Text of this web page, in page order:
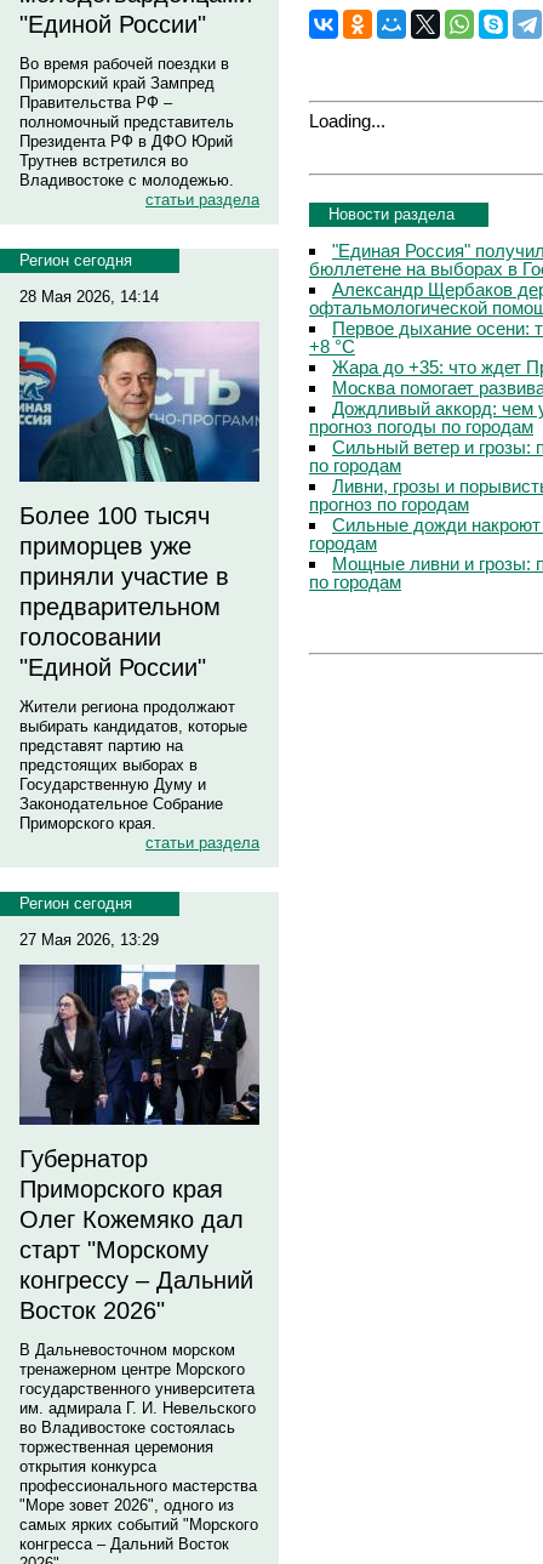
"Единой России"
Во время рабочей поездки в
Приморский край Зампред
Правительства РФ –
полномочный представитель
Президента РФ в ДФО Юрий
Трутнев встретился во
Владивостоке с молодежью.
статьи раздела
Регион сегодня
28 Мая 2026, 14:14
Более 100 тысяч
приморцев уже
приняли участие в
предварительном
голосовании
"Единой России"
Жители региона продолжают
выбирать кандидатов, которые
представят партию на
предстоящих выборах в
Государственную Думу и
Законодательное Собрание
Приморского края.
статьи раздела
Регион сегодня
27 Мая 2026, 13:29
Губернатор
Приморского края
Олег Кожемяко дал
старт "Морскому
конгрессу – Дальний
Восток 2026"
В Дальневосточном морском
тренажерном центре Морского
государственного университета
им. адмирала Г. И. Невельского
во Владивостоке состоялась
торжественная церемония
открытия конкурса
профессионального мастерства
"Море зовет 2026", одного из
самых ярких событий "Морского
конгресса – Дальний Восток
Loading...
Новости раздела
"Единая Россия"
бюллетене на выборах в
Александр Щербаков
офтальмологической
Первое дыхание осени:
+8 °C
Жара до +35: что ждет
Москва помогает
Дождливый аккорд: чем
прогноз погоды по городам
Сильный ветер и грозы:
по городам
Ливни, грозы и
прогноз по городам
Сильные дожди
городам
Мощные ливни и грозы:
по городам